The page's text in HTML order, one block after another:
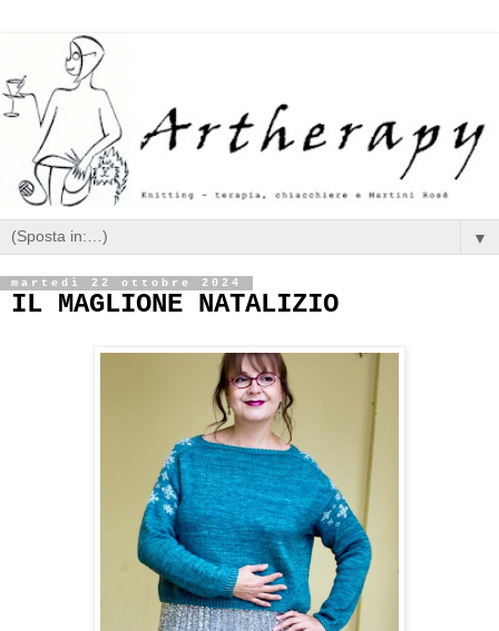
▼
martedì 22 ottobre 2024
IL MAGLIONE NATALIZIO